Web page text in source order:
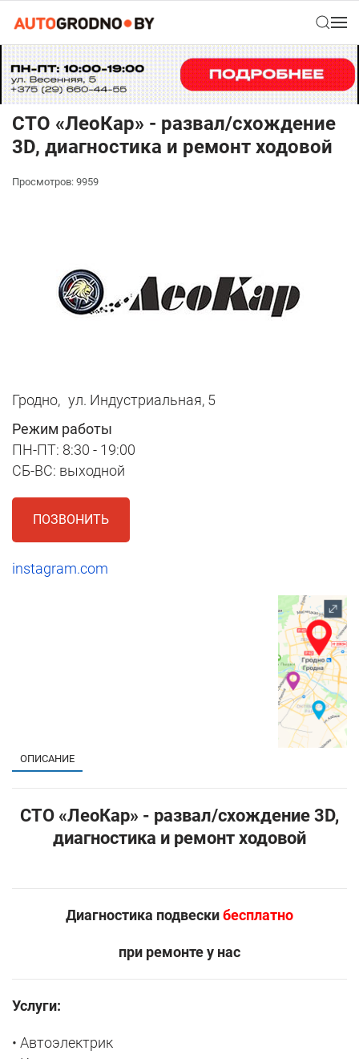
СТО «ЛеоКар» - развал/схождение
3D, диагностика и ремонт ходовой
Просмотров: 9959
Гродно, ул. Индустриальная, 5
Режим работы
ПН-ПТ: 8:30 - 19:00
СБ-ВС: выходной
ПОЗВОНИТЬ
instagram.com
ОПИСАНИЕ
СТО «ЛеоКар» - развал/схождение 3D,
диагностика и ремонт ходовой
Диагностика подвескибесплатно
при ремонте у нас
Услуги:
• Автоэлектрик